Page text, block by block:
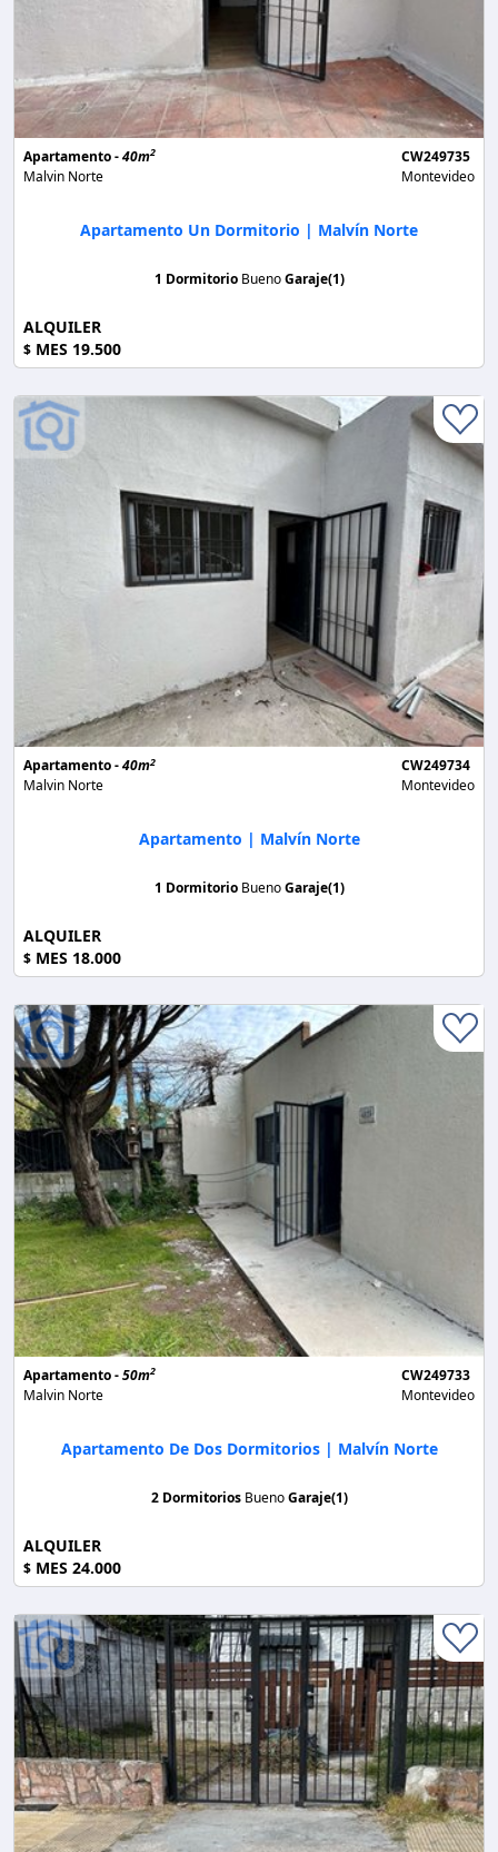
Apartamento -40m2
Malvin Norte
CW249735
Montevideo
Apartamento Un Dormitorio | Malvín Norte
1 Dormitorio BuenoGaraje(1)
ALQUILER
$ MES 19.500
Apartamento -40m2
Malvin Norte
CW249734
Montevideo
Apartamento | Malvín Norte
1 Dormitorio BuenoGaraje(1)
ALQUILER
$ MES 18.000
Apartamento -50m2
Malvin Norte
CW249733
Montevideo
Apartamento De Dos Dormitorios | Malvín Norte
2 Dormitorios BuenoGaraje(1)
ALQUILER
$ MES 24.000